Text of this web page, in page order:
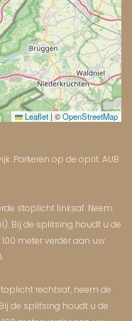
Leaflet | ©OpenStreetMap
Parkeren op de oprit. AUB
stoplicht linksaf. Neem
Bij de splitsing houdt u de
meter verder aan uw
rechtsaf, neem de
de splitsing houdt u de